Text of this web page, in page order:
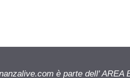
è parte dell' AREA